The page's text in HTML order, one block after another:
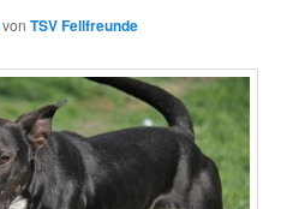
vonTSV Fellfreunde